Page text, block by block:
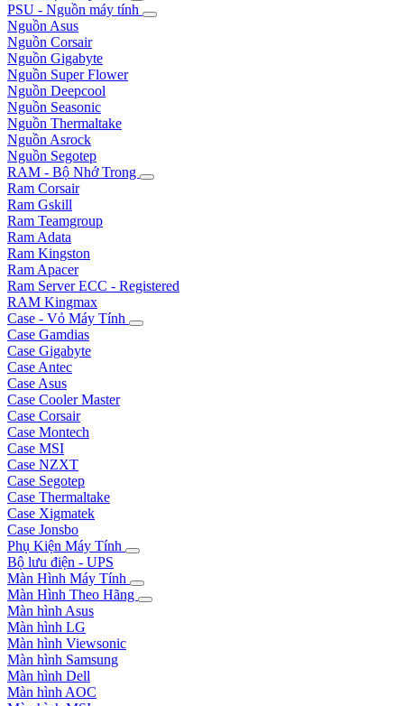
PSU - Nguồn máy tính
Nguồn Asus
Nguồn Corsair
Nguồn Gigabyte
Nguồn Super Flower
Nguồn Deepcool
Nguồn Seasonic
Nguồn Thermaltake
Nguồn Asrock
Nguồn Segotep
RAM - Bộ Nhớ Trong
Ram Corsair
Ram Gskill
Ram Teamgroup
Ram Adata
Ram Kingston
Ram Apacer
Ram Server ECC - Registered
RAM Kingmax
Case - Vỏ Máy Tính
Case Gamdias
Case Gigabyte
Case Antec
Case Asus
Case Cooler Master
Case Corsair
Case Montech
Case MSI
Case NZXT
Case Segotep
Case Thermaltake
Case Xigmatek
Case Jonsbo
Phụ Kiện Máy Tính
Bộ lưu điện - UPS
Màn Hình Máy Tính
Màn Hình Theo Hãng
Màn hình Asus
Màn hình LG
Màn hình Viewsonic
Màn hình Samsung
Màn hình Dell
Màn hình AOC